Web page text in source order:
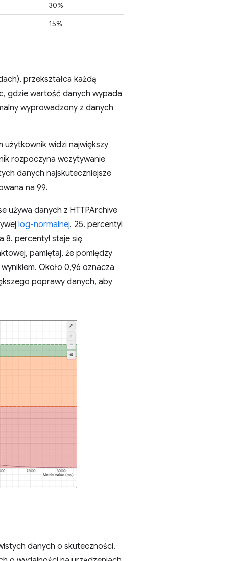
30%
15%
przekształca każdą
gdzie wartość danych wypada
wyprowadzony z danych
użytkownik widzi największy
rozpoczyna wczytywanie
danych najskuteczniejsze
na 99.
używa danych z HTTPArchive
log-normalnej. 25. percentyl
8. percentyl staje się
pamiętaj, że pomiędzy
Około 0,96 oznacza
poprawy danych, aby
danych o skuteczności.